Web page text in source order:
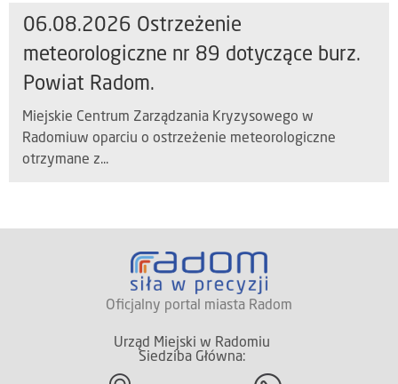
06.08.2026 Ostrzeżenie
meteorologiczne nr 89 dotyczące burz.
Powiat Radom.
Miejskie Centrum Zarządzania Kryzysowego w
Radomiuw oparciu o ostrzeżenie meteorologiczne
otrzymane z...
Oficjalny portal miasta Radom
Urząd Miejski w Radomiu
Siedziba Główna: